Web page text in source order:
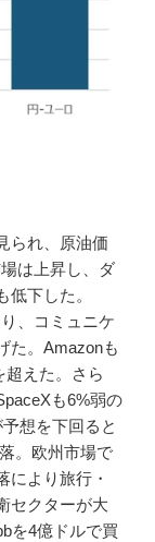
られ、原油価
は上昇し、ダ
下した。
、コミュニケ
た。Amazonも
超えた。さら
も6%弱の
想を下回ると
。欧州市場で
により旅行・
セクターが大
を4億ドルで買